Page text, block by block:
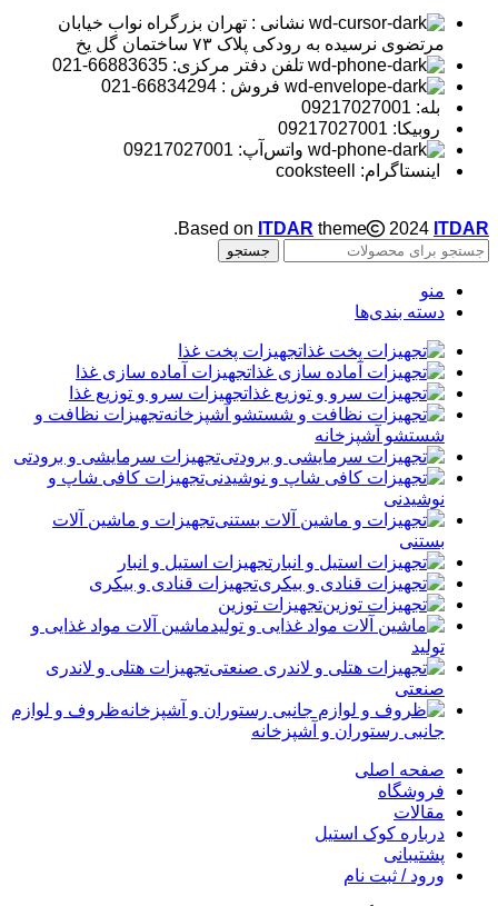
نشانی : تهران بزرگراه نواب خیابان
مرتضوی نرسیده به رودکی پلاک ۷۳ ساختمان گل یخ
تلفن دفتر مرکزی: 66883635-021
فروش : 66834294-021
بله: 09217027001
روبیکا: 09217027001
واتس‌آپ: 09217027001
اینستاگرام: cooksteell
Based on ITDAR theme 2024 ITDAR
.
جستجو
منو
دسته بندی‌ها
تجهیزات پخت غذا
تجهیزات آماده سازی غذا
تجهیزات سرو و توزیع غذا
تجهیزات نظافت و
شستشو آشپزخانه
تجهیزات سرمایشی و برودتی
تجهیزات کافی شاپ و
نوشیدنی
تجهیزات و ماشین آلات
بستنی
تجهیزات استیل و انبار
تجهیزات قنادی و بیکری
تجهیزات توزین
ماشین آلات مواد غذایی و
تولید
تجهیزات هتلی و لاندری
صنعتی
ظروف و لوازم
جانبی رستوران و آشپزخانه
صفحه اصلی
فروشگاه
مقالات
درباره کوک استیل
پشتیبانی
ورود / ثبت نام